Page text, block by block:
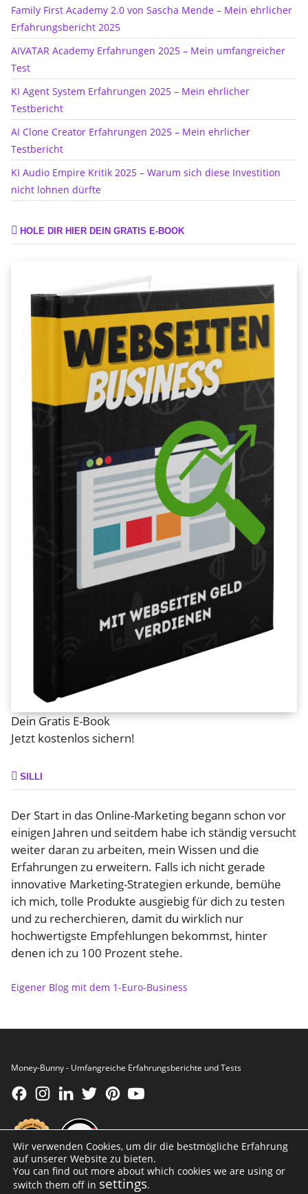
Family First Academy 2.0 von Sascha Mende – Mein ehrlicher
Erfahrungsbericht 2025
AIVATAR Academy Erfahrungen 2025 – Mein umfangreicher
Test
KI Agent System Erfahrungen 2025 – Mein ehrlicher
Testbericht
AI Clone Creator Erfahrungen 2025 – Mein ehrlicher
Testbericht
KI Audio Empire Kritik 2025 – Warum sich diese Investition
nicht lohnen dürfte
HOLE DIR HIER DEIN GRATIS E-BOOK
Dein Gratis E-Book
Jetzt kostenlos sichern!
SILLI
Der Start in das Online-Marketing begann schon vor
einigen Jahren und seitdem habe ich ständig versucht
weiter daran zu arbeiten, mein Wissen und die
Erfahrungen zu erweitern. Falls ich nicht gerade
innovative Marketing-Strategien erkunde, bemühe
ich mich, tolle Produkte ausgiebig für dich zu testen
und zu recherchieren, damit du wirklich nur
hochwertigste Empfehlungen bekommst, hinter
denen ich zu 100 Prozent stehe.
Eigener Blog mit dem 1-Euro-Business
Money-Bunny - Umfangreiche Erfahrungsberichte und Tests
Wir verwenden Cookies, um dir die bestmögliche Erfahrung
auf unserer Website zu bieten.
You can find out more about which cookies we are using or
switch them off in settings.